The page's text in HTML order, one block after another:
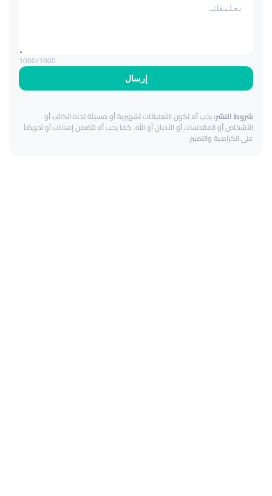
إرسال
1000/1000
شروط النشر:يجب ألا تكون التعليقات تشهيرية أو مسيئة تجاه الكاتب أو
الأشخاص أو المقدسات أو الأديان أو الله. كما يجب ألا تتضمن إهانات أو تحريضاً
على الكراهية والتمييز.